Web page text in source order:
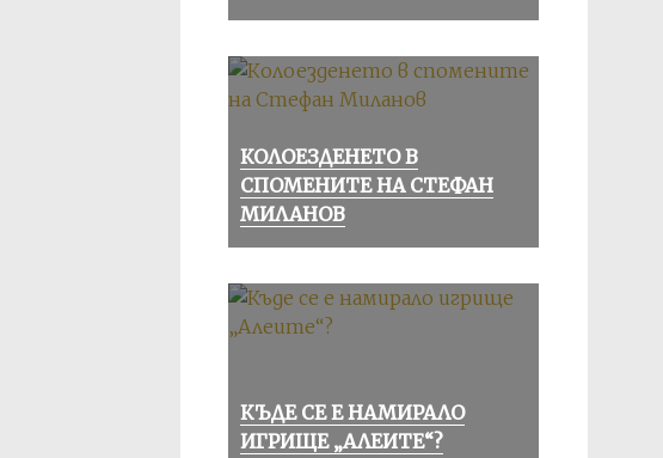
КОЛОЕЗДЕНЕТО В
СПОМЕНИТЕ НА СТЕФАН
МИЛАНОВ
КЪДЕ СЕ Е НАМИРАЛО
ИГРИЩЕ „АЛЕИТЕ“?